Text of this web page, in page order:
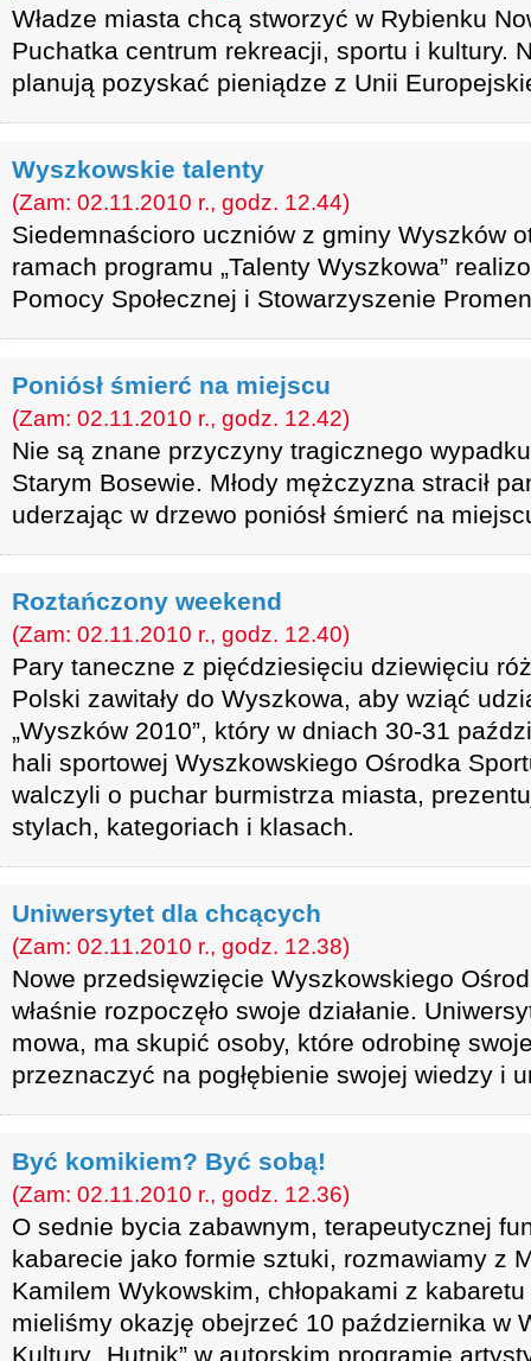
Władze miasta chcą stworzyć w Rybienku
Puchatka centrum rekreacji, sportu i kultury.
planują pozyskać pieniądze z Unii
Wyszkowskie talenty
(Zam: 02.11.2010 r., godz. 12.44)
Siedemnaścioro uczniów z gminy Wyszków
ramach programu „Talenty Wyszkowa”
Pomocy Społecznej i Stowarzyszenie
Poniósł śmierć na miejscu
(Zam: 02.11.2010 r., godz. 12.42)
Nie są znane przyczyny tragicznego
Starym Bosewie. Młody mężczyzna stracił
uderzając w drzewo poniósł śmierć na
Roztańczony weekend
(Zam: 02.11.2010 r., godz. 12.40)
Pary taneczne z pięćdziesięciu dziewięciu
Polski zawitały do Wyszkowa, aby wziąć
„Wyszków 2010”, który w dniach 30-31
hali sportowej Wyszkowskiego Ośrodka
walczyli o puchar burmistrza miasta,
stylach, kategoriach i klasach.
Uniwersytet dla chcących
(Zam: 02.11.2010 r., godz. 12.38)
Nowe przedsięwzięcie Wyszkowskiego
właśnie rozpoczęło swoje działanie.
mowa, ma skupić osoby, które odrobinę
przeznaczyć na pogłębienie swojej wiedzy i
Być komikiem? Być sobą!
(Zam: 02.11.2010 r., godz. 12.36)
O sednie bycia zabawnym, terapeutycznej
kabarecie jako formie sztuki, rozmawiamy z
Kamilem Wykowskim, chłopakami z
mieliśmy okazję obejrzeć 10 października w
Kultury „Hutnik” w autorskim programie